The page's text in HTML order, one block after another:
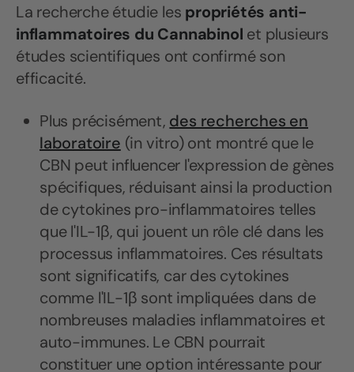
La recherche étudie les propriétés anti-
inflammatoires du Cannabinol et plusieurs
études scientifiques ont confirmé son
efficacité.
Plus précisément, des recherches en
laboratoire (in vitro) ont montré que le
CBN peut influencer l'expression de gènes
spécifiques, réduisant ainsi la production
de cytokines pro-inflammatoires telles
que l'IL-1β, qui jouent un rôle clé dans les
processus inflammatoires. Ces résultats
sont significatifs, car des cytokines
comme l'IL-1β sont impliquées dans de
nombreuses maladies inflammatoires et
auto-immunes. Le CBN pourrait
constituer une option intéressante pour